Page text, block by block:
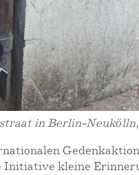
in Berlin-Neukölln,
Gedenkaktion
kleine